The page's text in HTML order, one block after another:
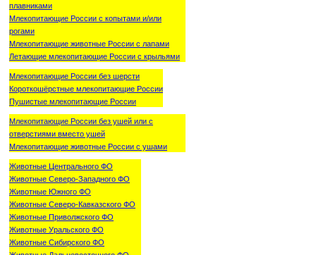
плавниками
Млекопитающие России с копытами и/или
рогами
Млекопитающие животные России с лапами
Летающие млекопитающие России с крыльями
Млекопитающие России без шерсти
Короткошёрстные млекопитающие России
Пушистые млекопитающие России
Млекопитающие России без ушей или с
отверстиями вместо ушей
Млекопитающие животные России с ушами
Животные Центрального ФО
Животные Северо-Западного ФО
Животные Южного ФО
Животные Северо-Кавказского ФО
Животные Приволжского ФО
Животные Уральского ФО
Животные Сибирского ФО